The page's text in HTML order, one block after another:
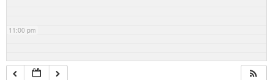
11:00 pm